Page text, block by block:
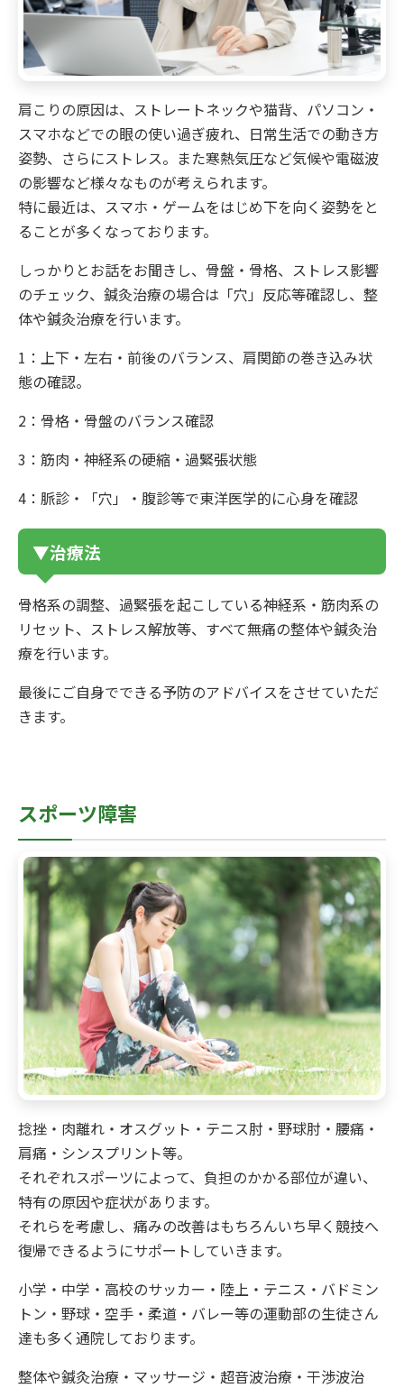
肩こりの原因は、ストレートネックや猫背、パソコン・
スマホなどでの眼の使い過ぎ疲れ、日常生活での動き方
姿勢、さらにストレス。また寒熱気圧など気候や電磁波
の影響など様々なものが考えられます。
特に最近は、スマホ・ゲームをはじめ下を向く姿勢をと
ることが多くなっております。
しっかりとお話をお聞きし、骨盤・骨格、ストレス影響
のチェック、鍼灸治療の場合は「穴」反応等確認し、整
体や鍼灸治療を行います。
1：上下・左右・前後のバランス、肩関節の巻き込み状
態の確認。
2：骨格・骨盤のバランス確認
3：筋肉・神経系の硬縮・過緊張状態
4：脈診・「穴」・腹診等で東洋医学的に心身を確認
▼治療法
骨格系の調整、過緊張を起こしている神経系・筋肉系の
リセット、ストレス解放等、すべて無痛の整体や鍼灸治
療を行います。
最後にご自身でできる予防のアドバイスをさせていただ
きます。
スポーツ障害
捻挫・肉離れ・オスグット・テニス肘・野球肘・腰痛・
肩痛・シンスプリント等。
それぞれスポーツによって、負担のかかる部位が違い、
特有の原因や症状があります。
それらを考慮し、痛みの改善はもちろんいち早く競技へ
復帰できるようにサポートしていきます。
小学・中学・高校のサッカー・陸上・テニス・バドミン
トン・野球・空手・柔道・バレー等の運動部の生徒さん
達も多く通院しております。
整体や鍼灸治療・マッサージ・超音波治療・干渉波治